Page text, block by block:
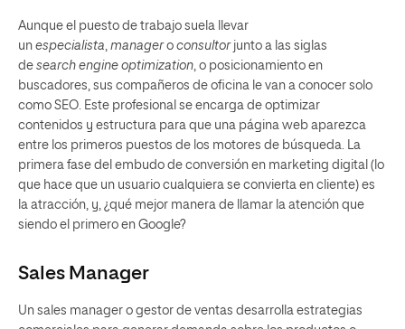
Aunque el puesto de trabajo suela llevar
un especialista, managero consultorjunto a las siglas
de search engine optimization, o posicionamiento en
buscadores, sus compañeros de oficina le van a conocer solo
como SEO. Este profesional se encarga de optimizar
contenidos y estructura para que una página web aparezca
entre los primeros puestos de los motores de búsqueda. La
primera fase del embudo de conversión en marketing digital (lo
que hace que un usuario cualquiera se convierta en cliente) es
la atracción, y, ¿qué mejor manera de llamar la atención que
siendo el primero en Google?
Sales Manager
Un sales manager o gestor de ventas desarrolla estrategias